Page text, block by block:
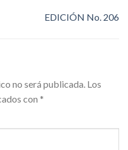
EDICIÓN No. 206
no será publicada. Los
con *